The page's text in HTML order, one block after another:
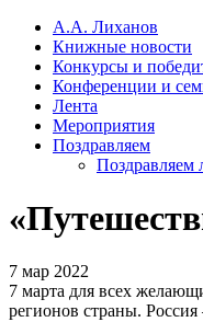
А.А. Лиханов
Книжные новости
Конкурсы и
Конференции и
Лента
Мероприятия
Поздравляем
Поздравляем
7 мар 2022
7 марта для всех
регионов страны.